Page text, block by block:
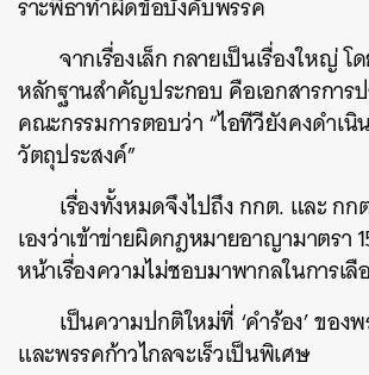
จากเรื่องเล็ก กลายเป็นเรื่องใหญ่ โ
หลักฐานสำคัญประกอบ คือเอกสารการ
คณะกรรมการตอบว่า “ไอทีวียังคงดำเนิ
วัตถุประสงค์”
เรื่องทั้งหมดจึงไปถึง กกต. และ กก
เองว่าเข้าข่ายผิดกฎหมายอาญามาตรา
หน้าเรื่องความไม่ชอบมาพากลในการเ
เป็นความปกติใหม่ที่ ‘คำร้อง’ ของ
และพรรคก้าวไกลจะเร็วเป็นพิเศษ